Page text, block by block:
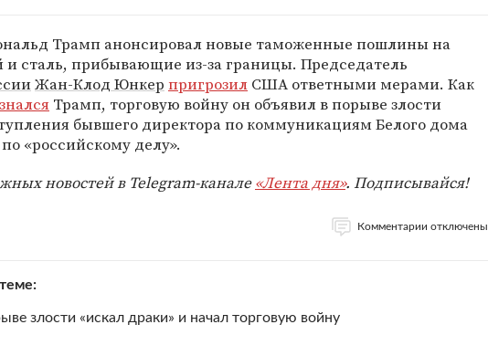
Трамп анонсировал новые таможенные пошлины на
сталь, прибывающие из-за границы. Председатель
Жан-Клод Юнкер пригрозил США ответными мерами. Как
Трамп, торговую войну он объявил в порыве злости
бывшего директора по коммуникациям Белого дома
«российскому делу».
новостей в Telegram-канале«Лента дня». Подписывайся!
Комментарии отключены
злости «искал драки» и начал торговую войну